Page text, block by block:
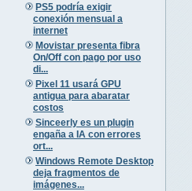
PS5 podría exigir
conexión mensual a
internet
Movistar presenta fibra
On/Off con pago por uso
di...
Pixel 11 usará GPU
antigua para abaratar
costos
Sinceerly es un plugin
engaña a IA con errores
ort...
Windows Remote Desktop
deja fragmentos de
imágenes...